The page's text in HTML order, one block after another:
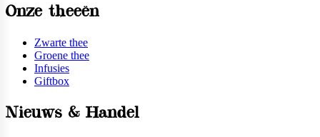
Onze theeën
Zwarte thee
Groene thee
Infusies
Giftbox
Nieuws & Handel